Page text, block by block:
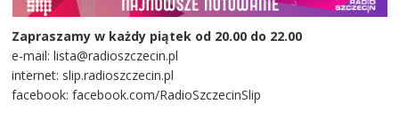
Zapraszamy w każdy piątek od 20.00 do 22.00
e-mail: lista@radioszczecin.pl
internet: slip.radioszczecin.pl
facebook: facebook.com/RadioSzczecinSlip